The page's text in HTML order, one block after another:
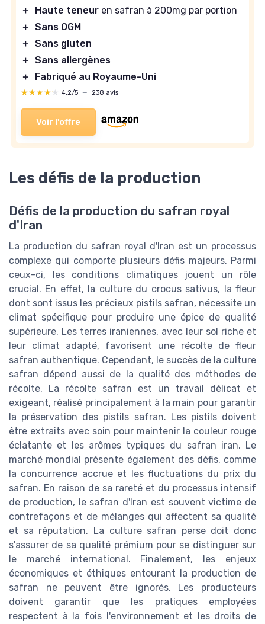
＋ Haute teneur en safran à 200mg par portion
＋ Sans OGM
＋ Sans gluten
＋ Sans allergènes
＋
Fabriqué au Royaume-Uni
★★★★★
★★★★★ 4,2/5 — 238 avis
Voir l'offre
Les défis de la production
Défis de la production du safran royal
d'Iran
La production du safran royal d'Iran est un processus
complexe qui comporte plusieurs défis majeurs. Parmi
ceux-ci, les conditions climatiques jouent un rôle
crucial. En effet, la culture du crocus sativus, la fleur
dont sont issus les précieux pistils safran, nécessite un
climat spécifique pour produire une épice de qualité
supérieure. Les terres iraniennes, avec leur sol riche et
leur climat adapté, favorisent une récolte de fleur
safran authentique. Cependant, le succès de la culture
safran dépend aussi de la qualité des méthodes de
récolte. La récolte safran est un travail délicat et
exigeant, réalisé principalement à la main pour garantir
la préservation des pistils safran. Les pistils doivent
être extraits avec soin pour maintenir la couleur rouge
éclatante et les arômes typiques du safran iran. Le
marché mondial présente également des défis, comme
la concurrence accrue et les fluctuations du prix du
safran. En raison de sa rareté et du processus intensif
de production, le safran d'Iran est souvent victime de
contrefaçons et de mélanges qui affectent sa qualité
et sa réputation. La culture safran perse doit donc
s'assurer de sa qualité prémium pour se distinguer sur
le marché international. Finalement, les enjeux
économiques et éthiques entourant la production de
safran ne peuvent être ignorés. Les producteurs
doivent garantir que les pratiques employées
respectent à la fois l'environnement et les droits de